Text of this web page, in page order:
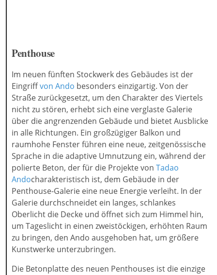
Penthouse
Im neuen fünften Stockwerk des Gebäudes ist der
Eingriffvon Ando besonders einzigartig. Von der
Straße zurückgesetzt, um den Charakter des Viertels
nicht zu stören, erhebt sich eine verglaste Galerie
über die angrenzenden Gebäude und bietet Ausblicke
in alle Richtungen. Ein großzügiger Balkon und
raumhohe Fenster führen eine neue, zeitgenössische
Sprache in die adaptive Umnutzung ein, während der
polierte Beton, der für die Projekte von Tadao
Andocharakteristisch ist, dem Gebäude in der
Penthouse-Galerie eine neue Energie verleiht. In der
Galerie durchschneidet ein langes, schlankes
Oberlicht die Decke und öffnet sich zum Himmel hin,
um Tageslicht in einen zweistöckigen, erhöhten Raum
zu bringen, den Ando ausgehoben hat, um größere
Kunstwerke unterzubringen.
Die Betonplatte des neuen Penthouses ist die einzige